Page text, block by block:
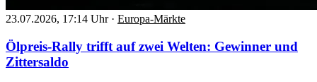
23.07.2026, 17:14 Uhr · Europa-Märkte
Ölpreis-Rally trifft auf zwei Welten: Gewinner und
Zittersaldo